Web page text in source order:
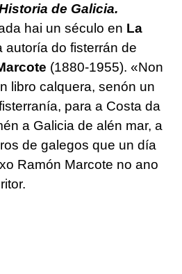
de Galicia.
hai un século en La
autoría do fisterrán de
(1880-1955). «Non
libro calquera, senón un
para a Costa da
a Galicia de alén mar, a
de galegos que un día
Ramón Marcote no ano